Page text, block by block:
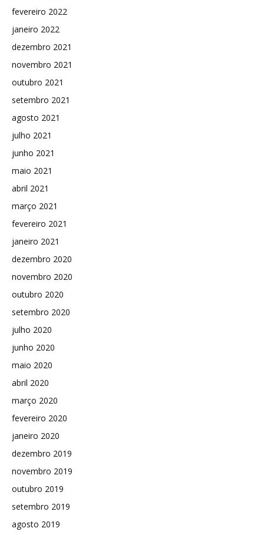
fevereiro 2022
janeiro 2022
dezembro 2021
novembro 2021
outubro 2021
setembro 2021
agosto 2021
julho 2021
junho 2021
maio 2021
abril 2021
março 2021
fevereiro 2021
janeiro 2021
dezembro 2020
novembro 2020
outubro 2020
setembro 2020
julho 2020
junho 2020
maio 2020
abril 2020
março 2020
fevereiro 2020
janeiro 2020
dezembro 2019
novembro 2019
outubro 2019
setembro 2019
agosto 2019